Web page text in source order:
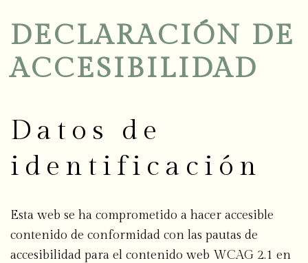
DECLARACIÓN DE
ACCESIBILIDAD
Datos de
identificación
Esta web se ha comprometido a hacer accesible
contenido de conformidad con las pautas de
accesibilidad para el contenido web WCAG 2.1 en